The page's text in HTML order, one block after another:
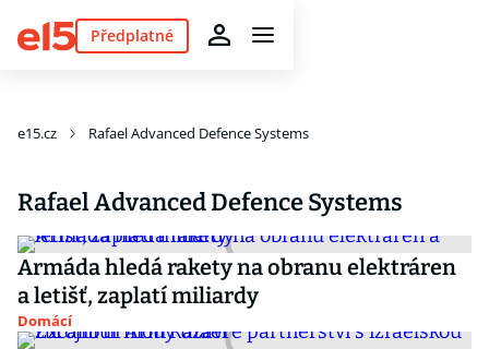
Předplatné
e15.cz Rafael Advanced Defence Systems
Rafael Advanced Defence Systems
Armáda hledá rakety na obranu elektráren
a letišť, zaplatí miliardy
Domácí